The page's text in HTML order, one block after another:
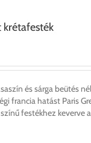
krétafesték
és sárga beütés
francia hatást Paris
festékhez keverve